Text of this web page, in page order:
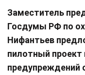
Заместитель
Госдумы РФ по
Нифантьев
пилотный проект
предупреждений